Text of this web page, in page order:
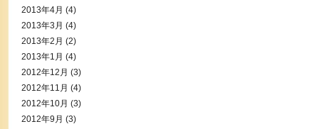
2013年4月 (4)
2013年3月 (4)
2013年2月 (2)
2013年1月 (4)
2012年12月 (3)
2012年11月 (4)
2012年10月 (3)
2012年9月 (3)